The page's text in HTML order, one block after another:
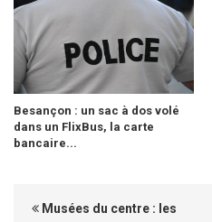
Besançon : un sac à dos volé
dans un FlixBus, la carte
bancaire...
Musées du centre : les